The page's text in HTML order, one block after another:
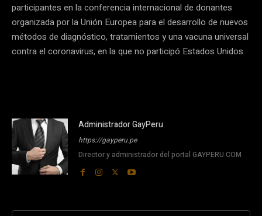
participantes en la conferencia internacional de donantes
organizada por la Unión Europea para el desarrollo de nuevos
métodos de diagnóstico, tratamientos y una vacuna universal
contra el coronavirus, en la que no participó Estados Unidos.
Administrador GayPeru
https://gayperu.pe
Director y administrador del portal GAYPERU.COM